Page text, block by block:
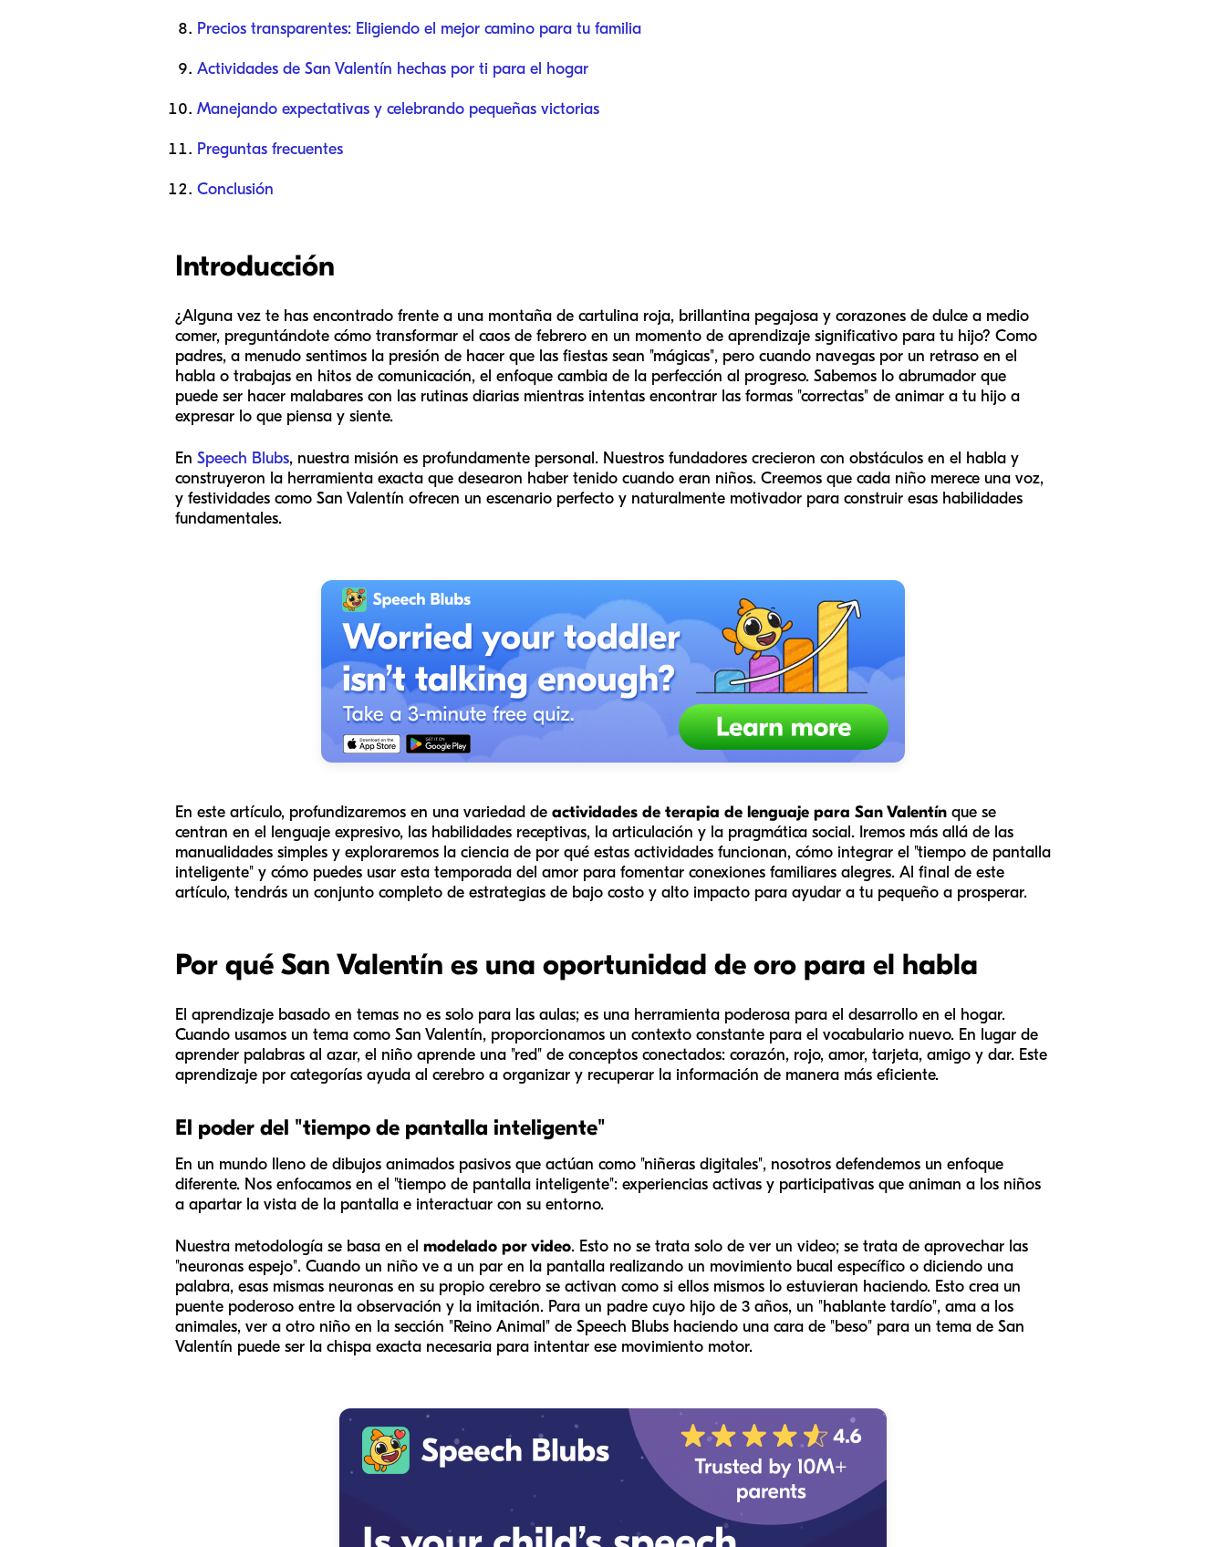
Precios transparentes: Eligiendo el mejor camino para tu familia
Actividades de San Valentín hechas por ti para el hogar
Manejando expectativas y celebrando pequeñas victorias
Preguntas frecuentes
Conclusión
Introducción
¿Alguna vez te has encontrado frente a una montaña de cartulina roja, brillantina pegajosa y corazones de dulce a medio
comer, preguntándote cómo transformar el caos de febrero en un momento de aprendizaje significativo para tu hijo? Como
padres, a menudo sentimos la presión de hacer que las fiestas sean "mágicas", pero cuando navegas por un retraso en el
habla o trabajas en hitos de comunicación, el enfoque cambia de la perfección al progreso. Sabemos lo abrumador que
puede ser hacer malabares con las rutinas diarias mientras intentas encontrar las formas "correctas" de animar a tu hijo a
expresar lo que piensa y siente.
En Speech Blubs, nuestra misión es profundamente personal. Nuestros fundadores crecieron con obstáculos en el habla y
construyeron la herramienta exacta que desearon haber tenido cuando eran niños. Creemos que cada niño merece una voz,
y festividades como San Valentín ofrecen un escenario perfecto y naturalmente motivador para construir esas habilidades
fundamentales.
En este artículo, profundizaremos en una variedad de actividades de terapia de lenguaje para San Valentín que se
centran en el lenguaje expresivo, las habilidades receptivas, la articulación y la pragmática social. Iremos más allá de las
manualidades simples y exploraremos la ciencia de por qué estas actividades funcionan, cómo integrar el "tiempo de pantalla
inteligente" y cómo puedes usar esta temporada del amor para fomentar conexiones familiares alegres. Al final de este
artículo, tendrás un conjunto completo de estrategias de bajo costo y alto impacto para ayudar a tu pequeño a prosperar.
Por qué San Valentín es una oportunidad de oro para el habla
El aprendizaje basado en temas no es solo para las aulas; es una herramienta poderosa para el desarrollo en el hogar.
Cuando usamos un tema como San Valentín, proporcionamos un contexto constante para el vocabulario nuevo. En lugar de
aprender palabras al azar, el niño aprende una "red" de conceptos conectados: corazón, rojo, amor, tarjeta, amigo y dar. Este
aprendizaje por categorías ayuda al cerebro a organizar y recuperar la información de manera más eficiente.
El poder del "tiempo de pantalla inteligente"
En un mundo lleno de dibujos animados pasivos que actúan como "niñeras digitales", nosotros defendemos un enfoque
diferente. Nos enfocamos en el "tiempo de pantalla inteligente": experiencias activas y participativas que animan a los niños
a apartar la vista de la pantalla e interactuar con su entorno.
Nuestra metodología se basa en el modelado por video. Esto no se trata solo de ver un video; se trata de aprovechar las
"neuronas espejo". Cuando un niño ve a un par en la pantalla realizando un movimiento bucal específico o diciendo una
palabra, esas mismas neuronas en su propio cerebro se activan como si ellos mismos lo estuvieran haciendo. Esto crea un
puente poderoso entre la observación y la imitación. Para un padre cuyo hijo de 3 años, un "hablante tardío", ama a los
animales, ver a otro niño en la sección "Reino Animal" de Speech Blubs haciendo una cara de "beso" para un tema de San
Valentín puede ser la chispa exacta necesaria para intentar ese movimiento motor.